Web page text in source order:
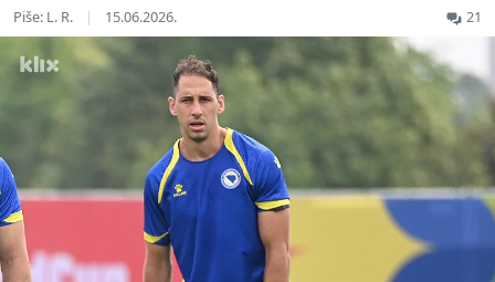
Piše: L. R. | 15.06.2026. 21